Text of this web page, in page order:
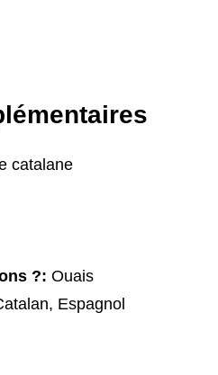
catalane
?: Ouais
Espagnol